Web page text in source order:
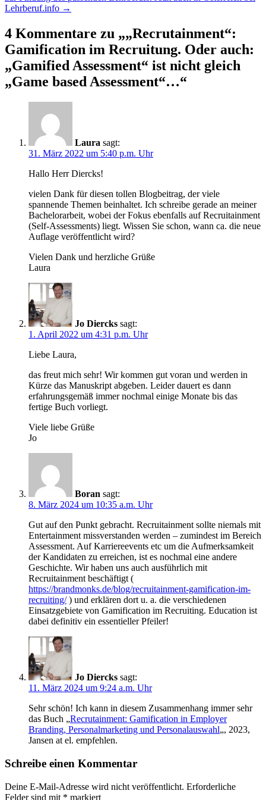
Lehrberuf.info →
4 Kommentare zu „„Recrutainment“:
Gamification im Recruitung. Oder auch:
„Gamified Assessment“ ist nicht gleich
„Game based Assessment“…“
Laura sagt:
31. März 2022 um 5:40 p.m. Uhr
Hallo Herr Diercks!
vielen Dank für diesen tollen Blogbeitrag, der viele
spannende Themen beinhaltet. Ich schreibe gerade an meiner
Bachelorarbeit, wobei der Fokus ebenfalls auf Recruitainment
(Self-Assessments) liegt. Wissen Sie schon, wann ca. die neue
Auflage veröffentlicht wird?
Vielen Dank und herzliche Grüße
Laura
Jo Diercks sagt:
1. April 2022 um 4:31 p.m. Uhr
Liebe Laura,
das freut mich sehr! Wir kommen gut voran und werden in
Kürze das Manuskript abgeben. Leider dauert es dann
erfahrungsgemäß immer nochmal einige Monate bis das
fertige Buch vorliegt.
Viele liebe Grüße
Jo
Boran sagt:
8. März 2024 um 10:35 a.m. Uhr
Gut auf den Punkt gebracht. Recruitainment sollte niemals mit
Entertainment missverstanden werden – zumindest im Bereich
Assessment. Auf Karriereevents etc um die Aufmerksamkeit
der Kandidaten zu erreichen, ist es nochmal eine andere
Geschichte. Wir haben uns auch ausführlich mit
Recruitainment beschäftigt (
https://brandmonks.de/blog/recruitainment-gamification-im-
recruiting/) und erklären dort u. a. die verschiedenen
Einsatzgebiete von Gamification im Recruiting. Education ist
dabei definitiv ein essentieller Pfeiler!
Jo Diercks sagt:
11. März 2024 um 9:24 a.m. Uhr
Sehr schön! Ich kann in diesem Zusammenhang immer sehr
das Buch „Recrutainment: Gamification in Employer
Branding, Personalmarketing und Personalauswahl„, 2023,
Jansen at el. empfehlen.
Schreibe einen Kommentar
Deine E-Mail-Adresse wird nicht veröffentlicht. Erforderliche
Felder sind mit * markiert